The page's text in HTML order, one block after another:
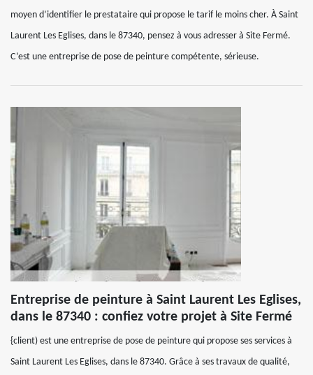
moyen d’identifier le prestataire qui propose le tarif le moins cher. À Saint
Laurent Les Eglises, dans le 87340, pensez à vous adresser à Site Fermé.
C’est une entreprise de pose de peinture compétente, sérieuse.
Entreprise de peinture à Saint Laurent Les Eglises,
dans le 87340 : confiez votre projet à Site Fermé
{client) est une entreprise de pose de peinture qui propose ses services à
Saint Laurent Les Eglises, dans le 87340. Grâce à ses travaux de qualité,